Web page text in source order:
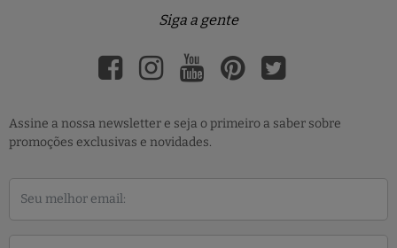
Siga a gente
Assine a nossa newsletter e seja o primeiro a saber sobre
promoções exclusivas e novidades.